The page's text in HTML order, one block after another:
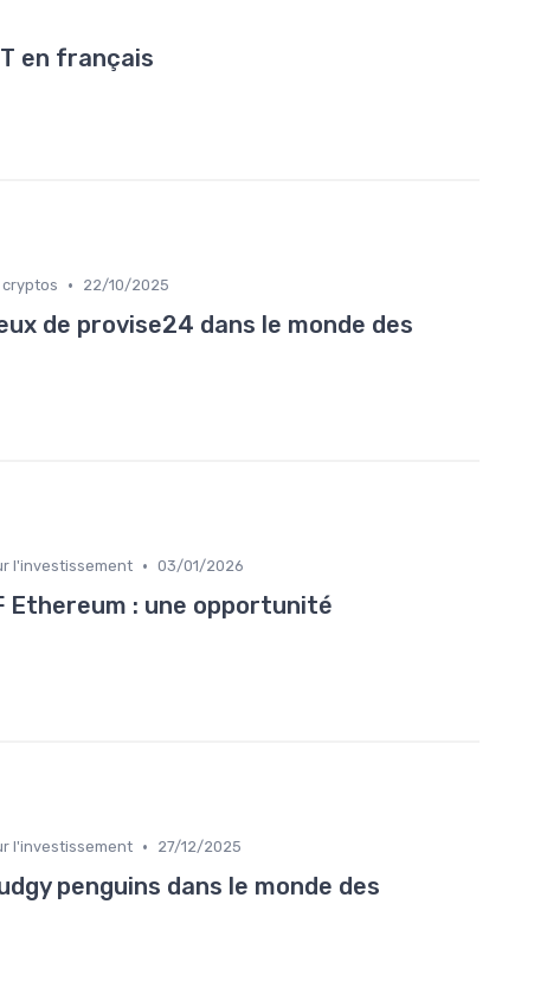
en français
cryptos • 22/10/2025
de provise24 dans le monde des
l'investissement • 03/01/2026
Ethereum : une opportunité
l'investissement • 27/12/2025
penguins dans le monde des